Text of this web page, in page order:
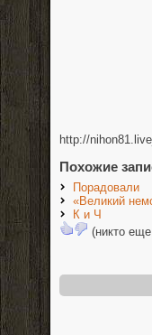
http://
Похожие
Порадовали
«Великий
К и Ч
(никто